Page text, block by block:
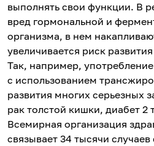
выполнять свои функции. В
вред гормональной и
организма, в нем
увеличивается риск
Так, например,
с использованием
развития многих серьезных
рак толстой кишки, диабет 2
Всемирная организация
связывает 34 тысячи